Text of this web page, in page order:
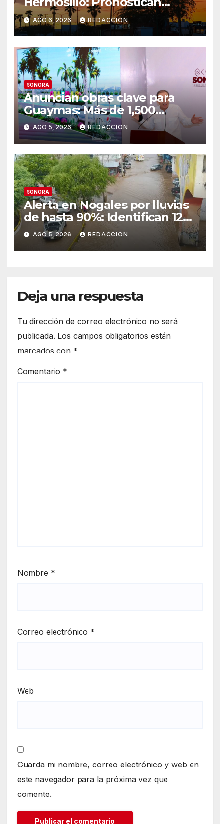
semana lluviosa y
temperaturas de hasta 34°C
AGO 6, 2026 REDACCION
SONORA
Anuncian obras clave para
Guaymas: Más de 1,500
viviendas, modernización del
malecón y nuevo hospital del
IMSS
AGO 5, 2026 REDACCION
SONORA
Alerta en Nogales por lluvias
de hasta 90%: Identifican 12
vialidades con alto riesgo de
arroyos e inundaciones
AGO 5, 2026 REDACCION
Deja una respuesta
Tu dirección de correo electrónico no será
publicada. Los campos obligatorios están
marcados con *
Comentario *
Nombre *
Correo electrónico *
Web
Guarda mi nombre, correo electrónico y web en
este navegador para la próxima vez que
comente.